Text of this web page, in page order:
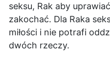
seksu, Rak aby
zakochać. Dla Raka
miłości i nie potrafi
dwóch rzeczy.